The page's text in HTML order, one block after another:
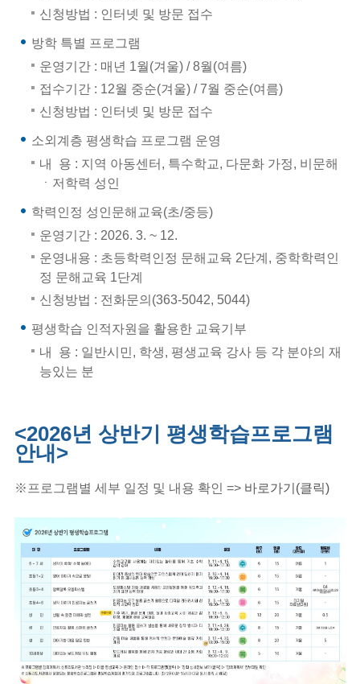
신청방법 : 인터넷 및 방문 접수
방학 특별 프로그램
운영기간 : 매년 1월(겨울) / 8월(여름)
접수기간 : 12월 중순(겨울) / 7월 중순(여름)
신청방법 : 인터넷 및 방문 접수
소외계층 평생학습 프로그램 운영
내 용 : 지역 아동센터, 특수학교, 다문화 가정, 비문해
ㆍ저학력 성인
학력인정 성인문해교육(초/중등)
운영기간 : 2026. 3. ~ 12.
운영내용 : 초등학력인정 문해교육 2단계, 중학학력인
정 문해교육 1단계
신청방법 : 전화문의(363-5042, 5044)
평생학습 인적자원을 활용한 교육기부
내 용 : 일반시민, 학생, 평생교육 강사 등 각 분야의 재
능있는 분
<2026년 상반기 평생학습프로그램
안내>
※프로그램별 세부 일정 및 내용 확인 => 바로가기(클릭)